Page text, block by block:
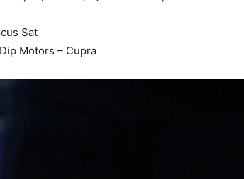
Sat
Motors – Cupra